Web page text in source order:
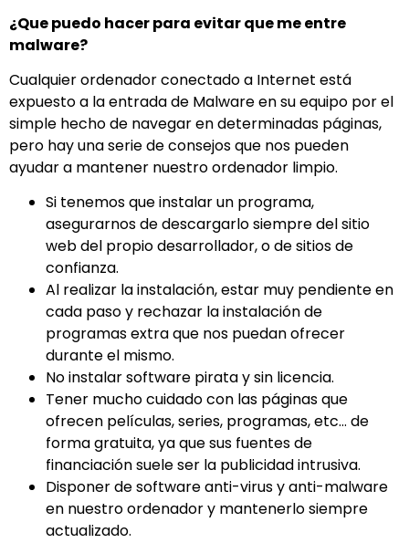
¿Que puedo hacer para evitar que me entre
malware?
Cualquier ordenador conectado a Internet está
expuesto a la entrada de Malware en su equipo por el
simple hecho de navegar en determinadas páginas,
pero hay una serie de consejos que nos pueden
ayudar a mantener nuestro ordenador limpio.
Si tenemos que instalar un programa,
asegurarnos de descargarlo siempre del sitio
web del propio desarrollador, o de sitios de
confianza.
Al realizar la instalación, estar muy pendiente en
cada paso y rechazar la instalación de
programas extra que nos puedan ofrecer
durante el mismo.
No instalar software pirata y sin licencia.
Tener mucho cuidado con las páginas que
ofrecen películas, series, programas, etc… de
forma gratuita, ya que sus fuentes de
financiación suele ser la publicidad intrusiva.
Disponer de software anti-virus y anti-malware
en nuestro ordenador y mantenerlo siempre
actualizado.